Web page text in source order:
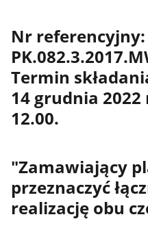
Nr referencyjny:
Termin
14 grudnia
12.00.
"Zamawiający
przeznaczyć
realizację obu